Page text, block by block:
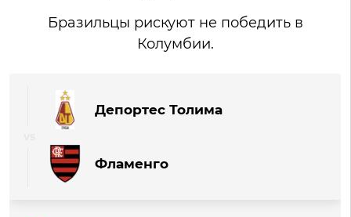
Бразильцы рискуют не победить в
Колумбии.
Депортес Толима
Фламенго